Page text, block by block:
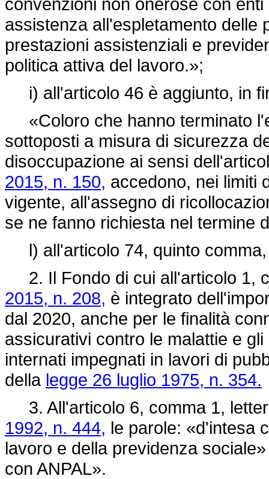
assistenza all'espletamento delle
prestazioni assistenziali e
politica attiva del lavoro.»;
i) all'articolo 46 è aggiunto, in
«Coloro che hanno terminato
sottoposti a misura di sicurezza
disoccupazione ai sensi
2015, n. 150, accedono, nei limiti
vigente, all'assegno di
se ne fanno richiesta nel termine
l) all'articolo 74, quinto comma,
2. Il Fondo di cui all'articolo 1,
2015, n. 208, è integrato
dal 2020, anche per le finalità
assicurativi contro le malattie e
internati impegnati in lavori di
della legge 26 luglio 1975, n. 354.
3. All'articolo 6, comma 1,
1992, n. 444, le parole: «d'intesa
lavoro e della previdenza
con ANPAL».